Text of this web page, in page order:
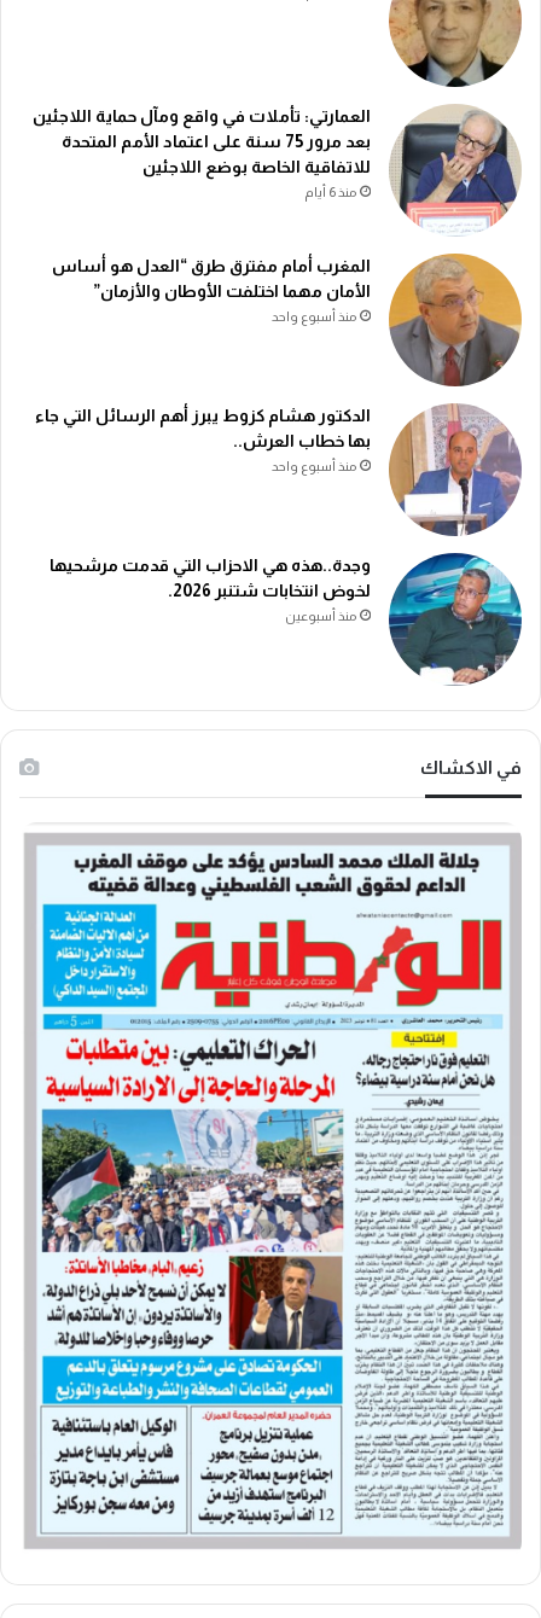
العمارتي: تأملات في واقع ومآل حماية اللاجئين
بعد مرور 75 سنة على اعتماد الأمم المتحدة
للاتفاقية الخاصة بوضع اللاجئين
منذ 6 أيام
المغرب أمام مفترق طرق “العدل هو أساس
الأمان مهما اختلفت الأوطان والأزمان”
منذ أسبوع واحد
الدكتور هشام كزوط يبرز أهم الرسائل التي جاء
بها خطاب العرش..
منذ أسبوع واحد
وجدة..هذه هي الاحزاب التي قدمت مرشحيها
لخوض انتخابات شتنبر 2026.
منذ أسبوعين
في الاكشاك